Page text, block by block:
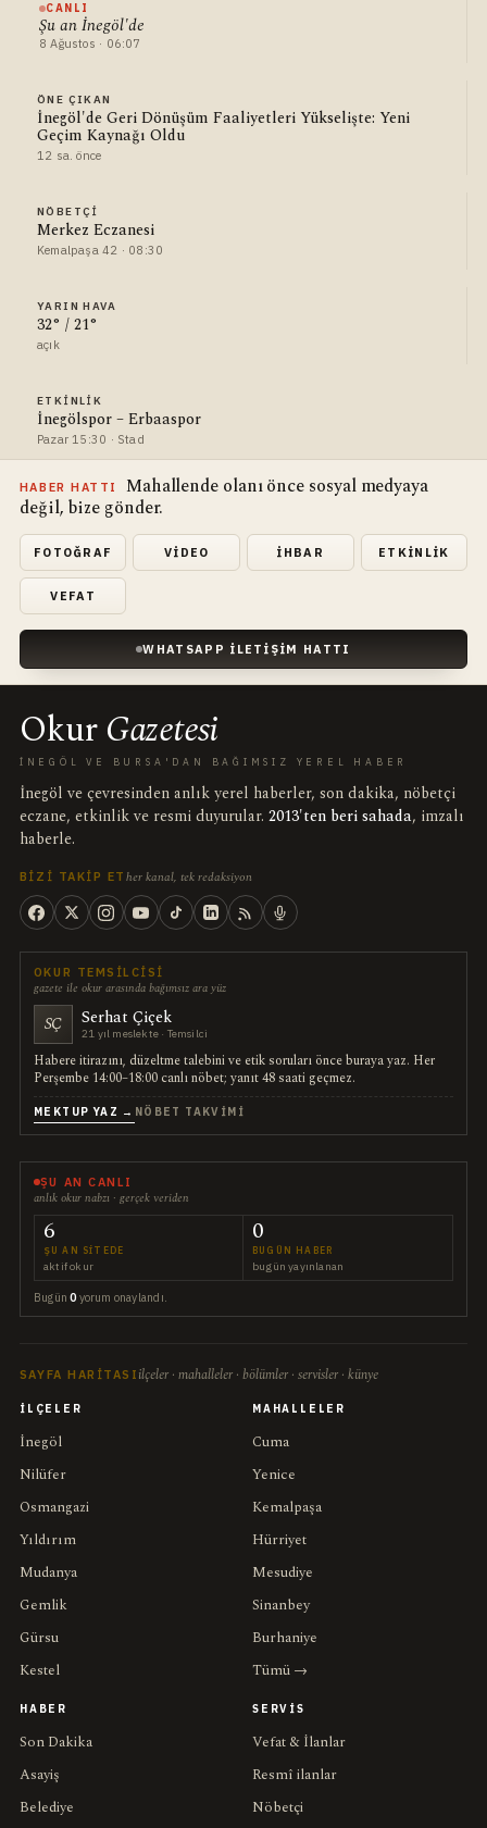
CANLI
Şu an İnegöl'de
8 Ağustos · 06:07
ÖNE ÇIKAN
İnegöl'de Geri Dönüşüm Faaliyetleri Yükselişte: Yeni
Geçim Kaynağı Oldu
12 sa. önce
NÖBETÇI
Merkez Eczanesi
Kemalpaşa 42 · 08:30
YARIN HAVA
32° / 21°
açık
ETKINLIK
İnegölspor – Erbaaspor
Pazar 15:30 · Stad
HABER HATTI
Mahallende olanı önce sosyal medyaya
değil, bize gönder.
FOTOĞRAF VIDEO İHBAR ETKINLIK
VEFAT
WHATSAPP İLETIŞIM HATTI
OkurGazetesi
İNEGÖL VE BURSA'DAN BAĞIMSIZ YEREL HABER
İnegöl ve çevresinden anlık yerel haberler, son dakika, nöbetçi
eczane, etkinlik ve resmi duyurular. 2013'ten beri sahada, imzalı
haberle.
BIZI TAKIP ET her kanal, tek redaksiyon
OKUR TEMSILCISI
gazete ile okur arasında bağımsız ara yüz
SÇ Serhat Çiçek
21 yıl meslekte · Temsilci
Habere itirazını, düzeltme talebini ve etik soruları önce buraya yaz. Her
Perşembe 14:00–18:00 canlı nöbet; yanıt 48 saati geçmez.
MEKTUP YAZ → NÖBET TAKVIMI
ŞU AN CANLI
anlık okur nabzı · gerçek veriden
6
ŞU AN SITEDE
aktif okur
0
BUGÜN HABER
bugün yayınlanan
Bugün0 yorum onaylandı.
SAYFA HARITASI ilçeler · mahalleler · bölümler · servisler · künye
İLÇELER
İnegöl
Nilüfer
Osmangazi
Yıldırım
Mudanya
Gemlik
Gürsu
Kestel
MAHALLELER
Cuma
Yenice
Kemalpaşa
Hürriyet
Mesudiye
Sinanbey
Burhaniye
Tümü →
HABER
Son Dakika
Asayiş
Belediye
SERVIS
Vefat & İlanlar
Resmî ilanlar
Nöbetçi